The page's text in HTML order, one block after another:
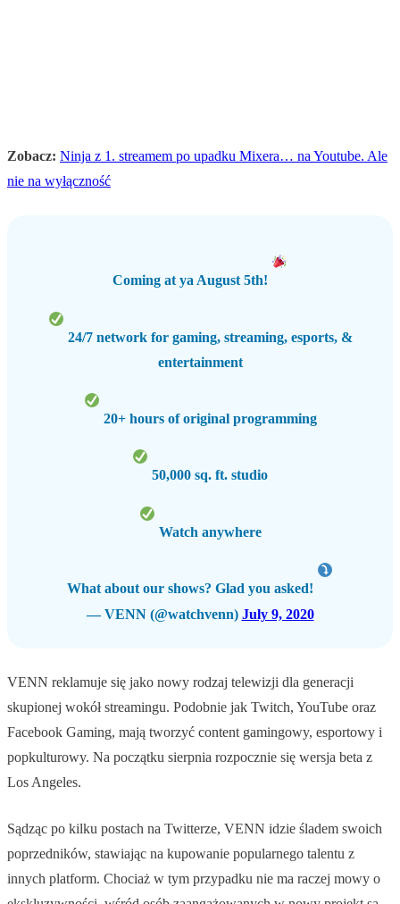
Zobacz: Ninja z 1. streamem po upadku Mixera… na Youtube. Ale
nie na wyłączność
Coming at ya August 5th!
24/7 network for gaming, streaming, esports, &
entertainment
20+ hours of original programming
50,000 sq. ft. studio
Watch anywhere
What about our shows? Glad you asked!
— VENN (@watchvenn) July 9, 2020
VENN reklamuje się jako nowy rodzaj telewizji dla generacji
skupionej wokół streamingu. Podobnie jak Twitch, YouTube oraz
Facebook Gaming, mają tworzyć content gamingowy, esportowy i
popkulturowy. Na początku sierpnia rozpocznie się wersja beta z
Los Angeles.
Sądząc po kilku postach na Twitterze, VENN idzie śladem swoich
poprzedników, stawiając na kupowanie popularnego talentu z
innych platform. Chociaż w tym przypadku nie ma raczej mowy o